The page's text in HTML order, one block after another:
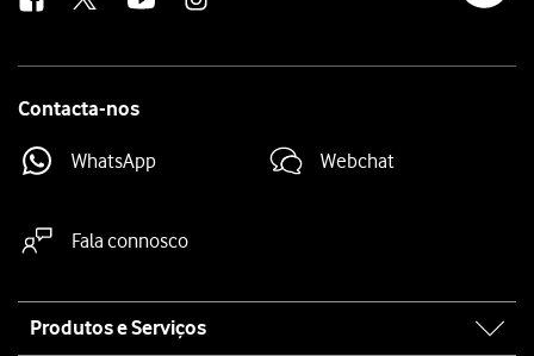
Contacta-nos
WhatsApp Webchat
Fala connosco
map
Produtos e Serviços